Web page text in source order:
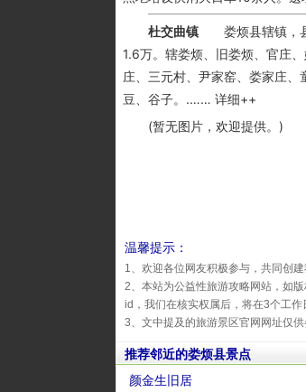
杜交曲镇 娄烦县辖镇，县
1.6万。辖娄烦、旧娄烦、官庄
庄、三元村、尹家窑、娄家庄
豆、谷子。.…… 详细++
(暂无图片，欢迎提供。)
温馨提示：
1、欢迎各位网友积极参与，共同创
2、本站为公益性旅游攻略网站，如
id，我们在核实权属后，将在3个工作
3、文中提及的旅游景区官网网址仅
推荐邻近的娄烦县景点
颜金生旧居